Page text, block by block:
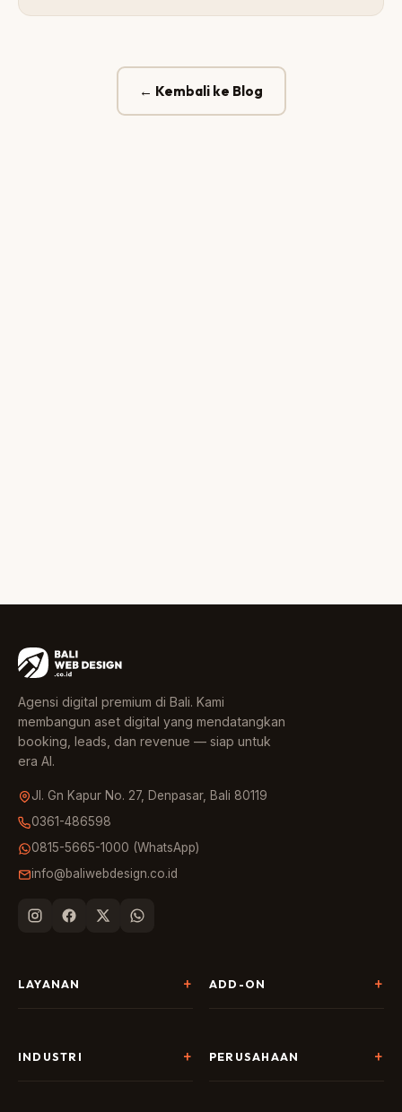
← Kembali ke Blog
Agensi digital premium di Bali. Kami
membangun aset digital yang mendatangkan
booking, leads, dan revenue — siap untuk
era AI.
Jl. Gn Kapur No. 27, Denpasar, Bali 80119
0361-486598
0815-5665-1000 (WhatsApp)
info@baliwebdesign.co.id
LAYANAN
SEO & AI Search
ADD-ON
Chatbot & Live Chat
INDUSTRI PERUSAHAAN